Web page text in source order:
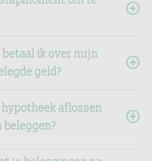
ik over mijn
geld?
aflossen